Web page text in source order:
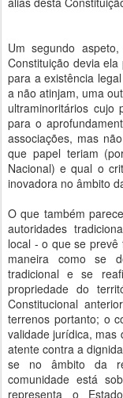
Um segundo
Constituição devia
para a existência
a não atinjam, uma
ultraminoritários cujo
para o
associações, mas
que papel teriam
Nacional) e qual o
inovadora no âmbito
O que também
autoridades
local - o que se
maneira como se
tradicional e se
propriedade do
Constitucional
terrenos portanto; o
validade jurídica, mas
atente contra a
se no âmbito da
comunidade está
representa o